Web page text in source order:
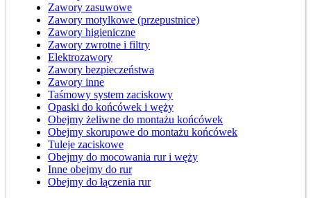
Zawory zasuwowe
Zawory motylkowe (przepustnice)
Zawory higieniczne
Zawory zwrotne i filtry
Elektrozawory
Zawory bezpieczeństwa
Zawory inne
Taśmowy system zaciskowy
Opaski do końcówek i węży
Obejmy żeliwne do montażu końcówek
Obejmy skorupowe do montażu końcówek
Tuleje zaciskowe
Obejmy do mocowania rur i węży
Inne obejmy do rur
Obejmy do łączenia rur